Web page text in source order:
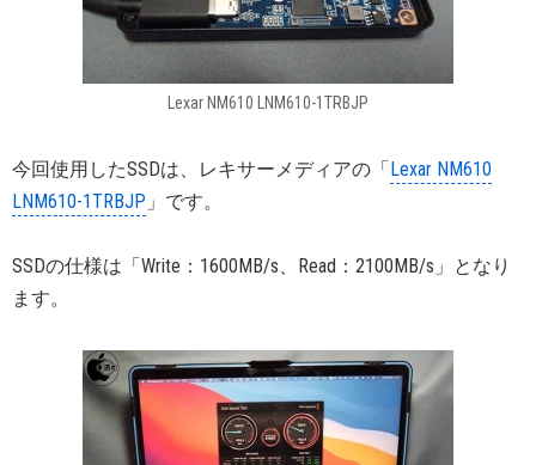
Lexar NM610 LNM610-1TRBJP
今回使用したSSDは、レキサーメディアの「Lexar NM610
LNM610-1TRBJP 」です。
SSDの仕様は「Write：1600MB/s、Read：2100MB/s」となり
ます。